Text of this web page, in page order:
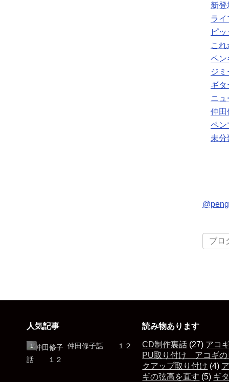
新登
ライ
ピ
こ
ペン
ジ
ギタ
ニュ
仲田
ペン
未分
人気記事
仲田修子話 １２
読み物あります
CD制作裏話 (27) アコ
PU取り付け アコギの
クアップ取り付け (4)
ギの弦高を直す (5) ギ